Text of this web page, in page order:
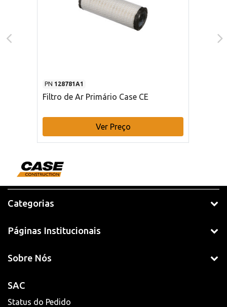
PN 128781A1
Filtro de Ar Primário Case CE
Ver Preço
Categorias
Páginas Institucionais
Sobre Nós
SAC
Status do Pedido